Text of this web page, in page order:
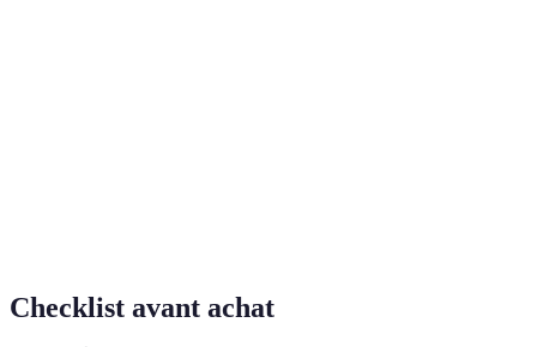
Checklist avant achat